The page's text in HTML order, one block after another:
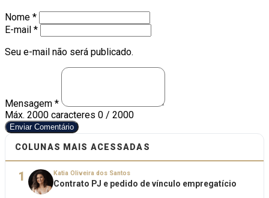
Nome *
E-mail *
Seu e-mail não será publicado.
Mensagem *
Máx. 2000 caracteres 0 / 2000
Enviar Comentário
COLUNAS MAIS ACESSADAS
1 Katia Oliveira dos Santos
Contrato PJ e pedido de vínculo empregatício